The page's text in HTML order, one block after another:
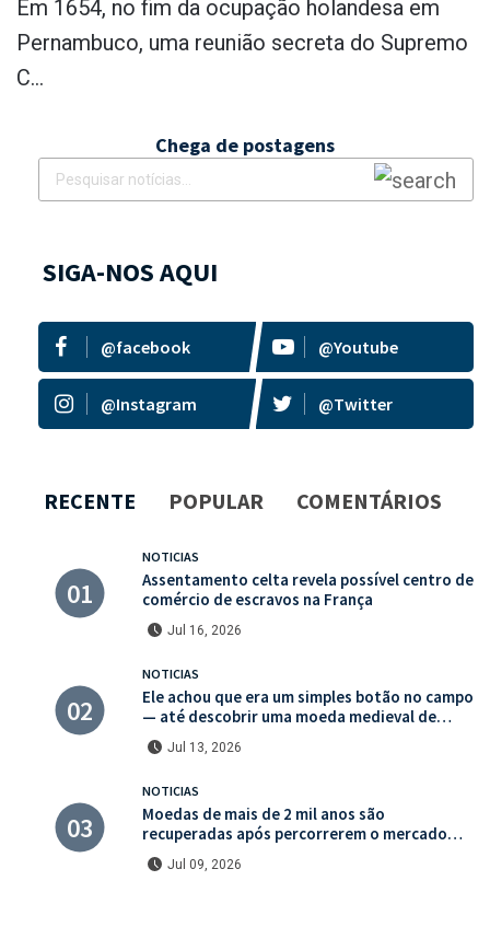
Em 1654, no fim da ocupação holandesa em
Pernambuco, uma reunião secreta do Supremo
C...
Chega de postagens
SIGA-NOS AQUI
@facebook @Youtube
@Instagram @Twitter
RECENTE POPULAR COMENTÁRIOS
NOTICIAS
Assentamento celta revela possível centro de
comércio de escravos na França
Jul 16, 2026
NOTICIAS
Ele achou que era um simples botão no campo
— até descobrir uma moeda medieval de
valor histórico incalculável
Jul 13, 2026
NOTICIAS
Moedas de mais de 2 mil anos são
recuperadas após percorrerem o mercado
ilegal de antiguidades
Jul 09, 2026